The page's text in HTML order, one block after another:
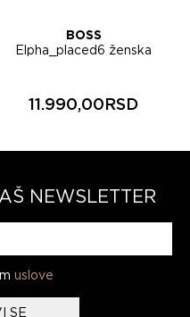
BOSS
Elpha_placed6 ženska
11.990,00RSD
NEWSLETTER
uslove
SE